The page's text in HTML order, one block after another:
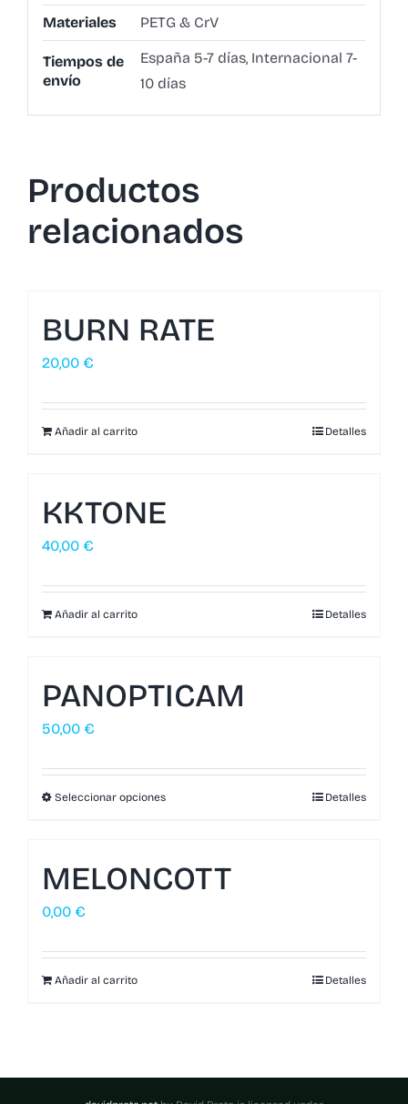
Materiales PETG & CrV
Tiempos de
envío
España 5-7 días, Internacional 7-
10 días
Productos
relacionados
BURN RATE
20,00 €
Añadir al carrito Detalles
KKTONE
40,00 €
Añadir al carrito Detalles
PANOPTICAM
50,00 €
Seleccionar opciones Detalles
MELONCOTT
0,00 €
Añadir al carrito Detalles